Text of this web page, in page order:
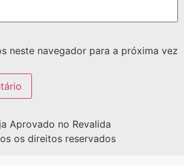
neste navegador para a próxima vez
Aprovado no Revalida
os direitos reservados